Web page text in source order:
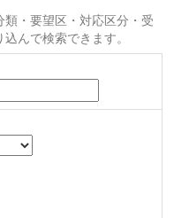
・要望区・対応区分・受
んで検索できます。